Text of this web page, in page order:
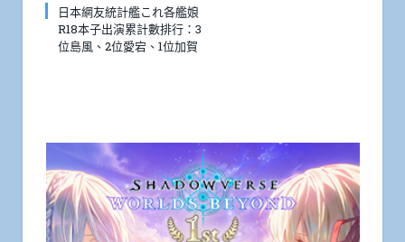
日本網友統計艦これ各艦娘
R18本子出演累計數排行：3
位島風、2位愛宕、1位加賀